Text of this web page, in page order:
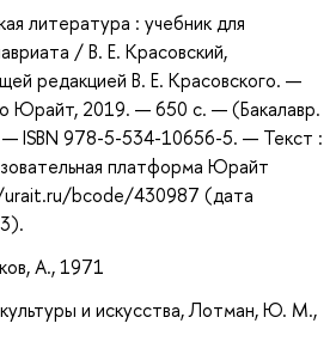
литература : учебник для
/ В. Е. Красовский,
редакцией В. Е. Красовского. —
Юрайт, 2019. — 650 с. — (Бакалавр.
— ISBN 978-5-534-10656-5. — Текст :
платформа Юрайт
bcode/430987 (дата
А., 1971
и искусства, Лотман, Ю. М.,